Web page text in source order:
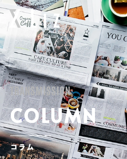
TRANSMISSION
COLUMN
コラム